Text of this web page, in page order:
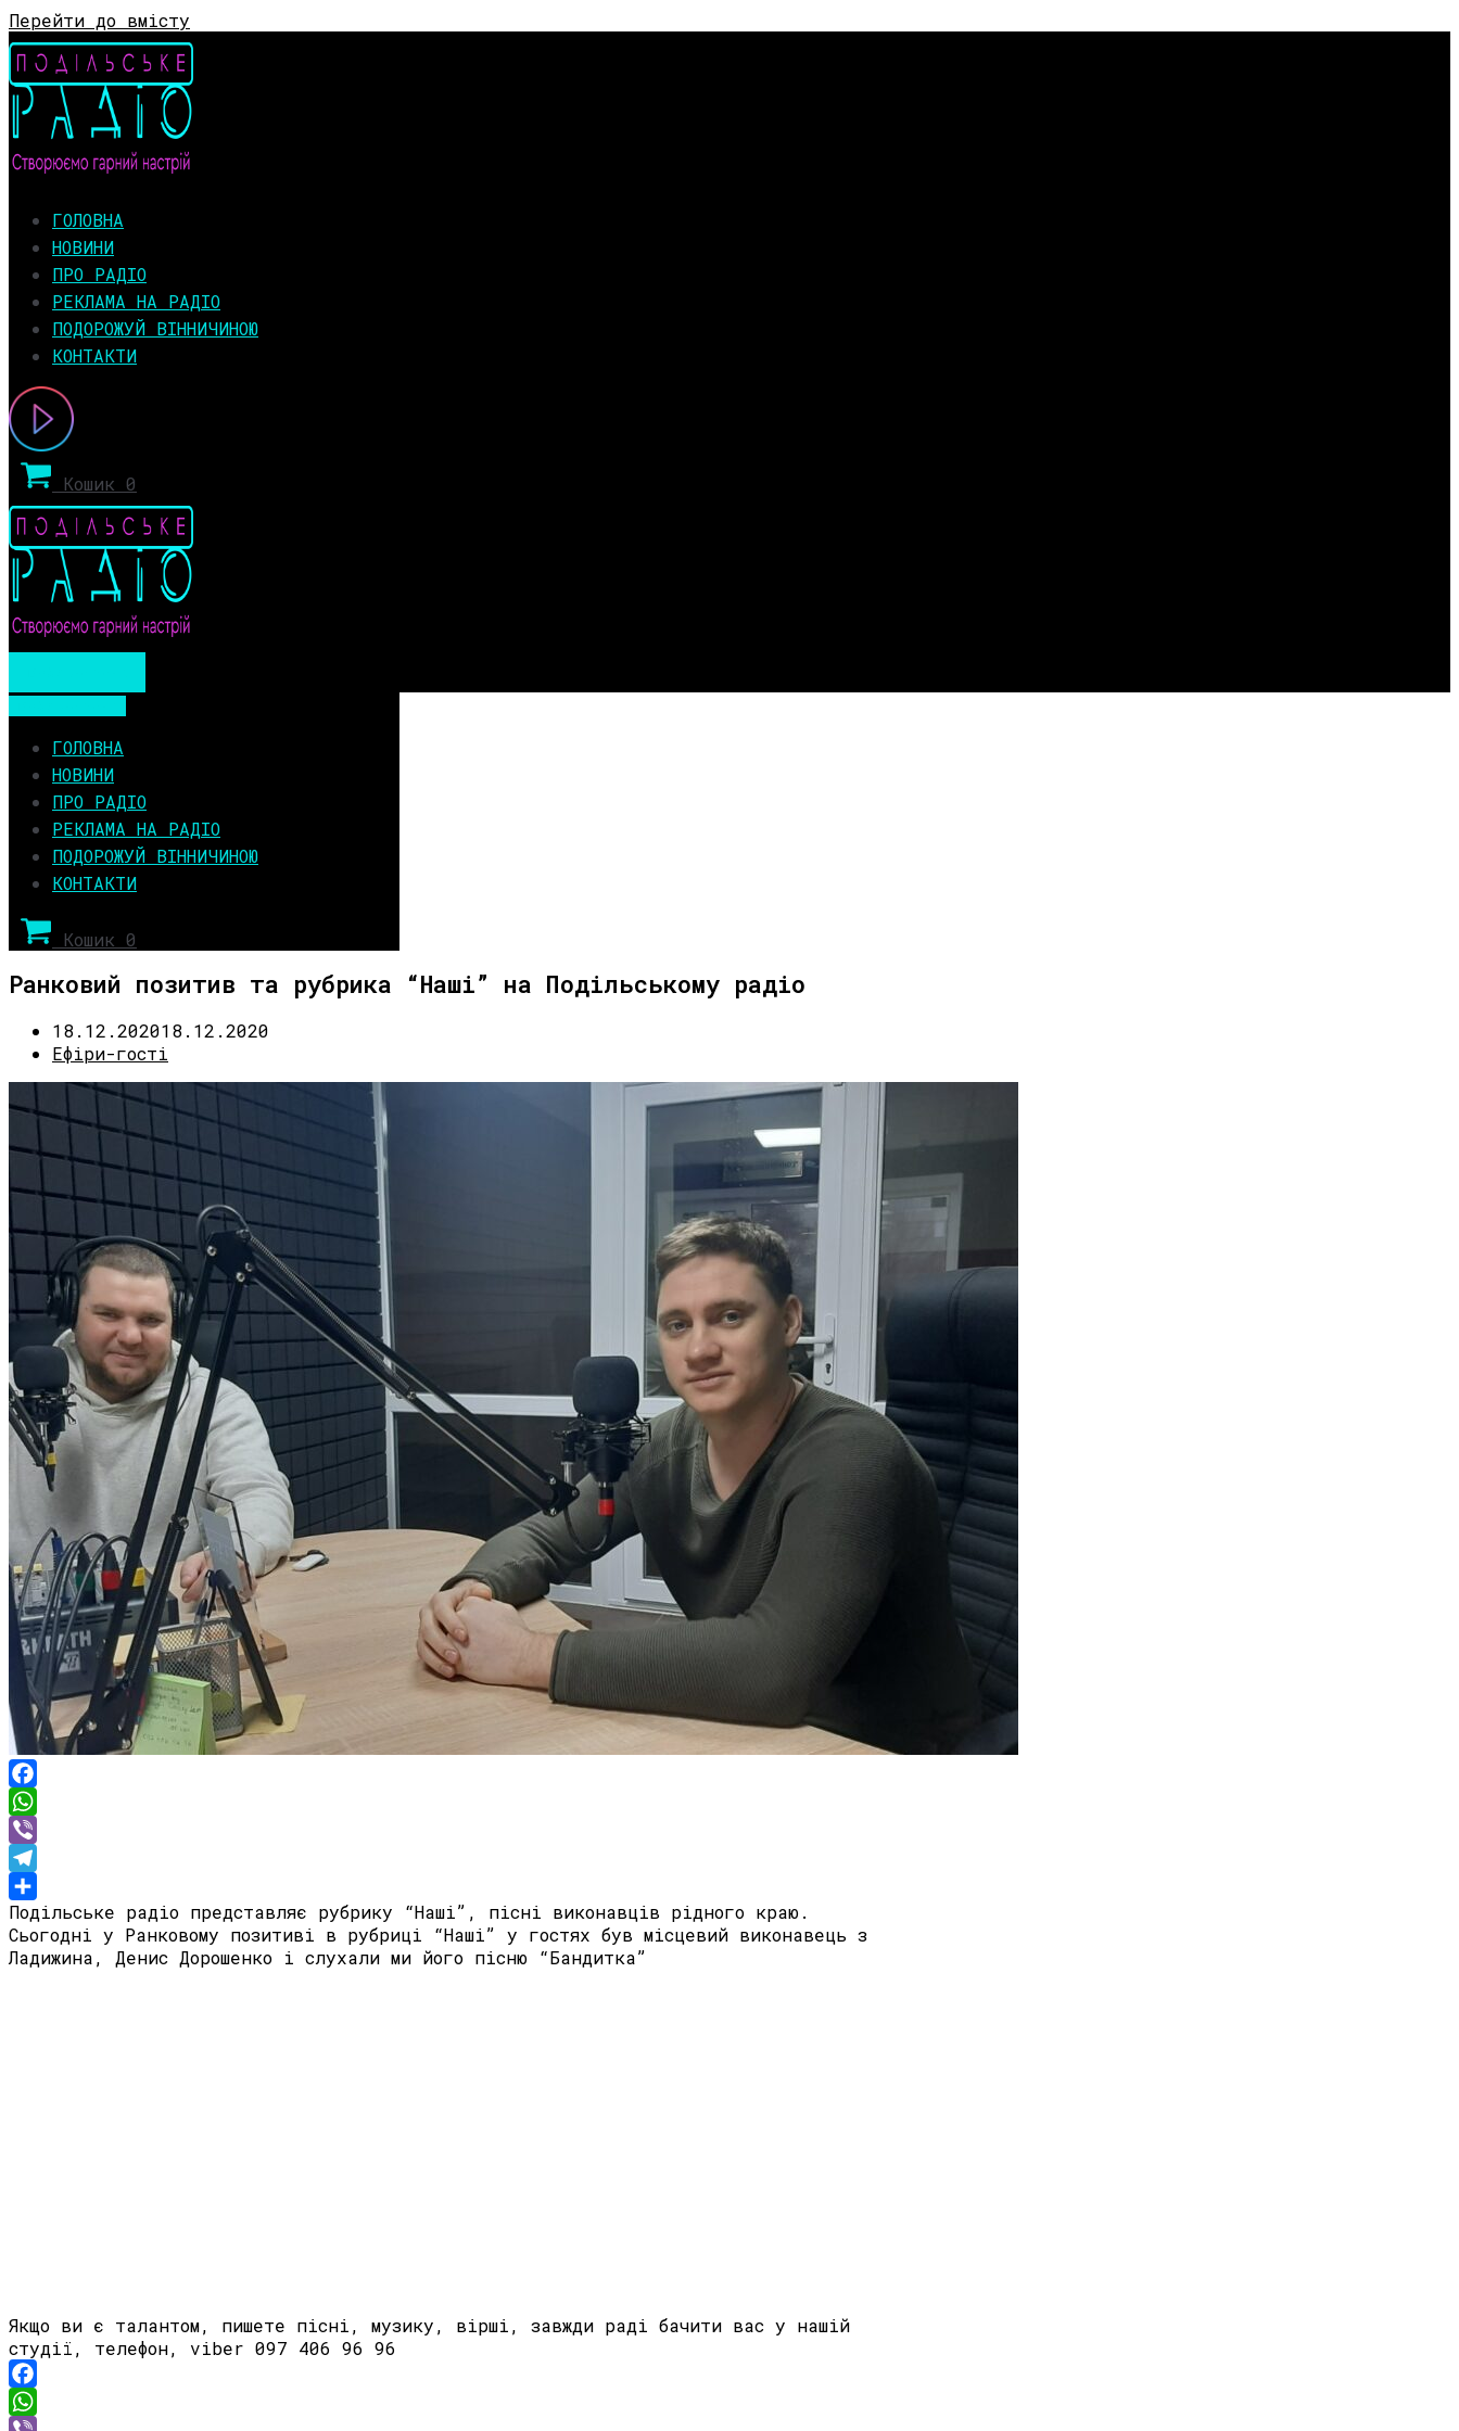
Перейти до вмісту
ГОЛОВНА
НОВИНИ
ПРО РАДІО
РЕКЛАМА НА РАДІО
ПОДОРОЖУЙ ВІННИЧИНОЮ
КОНТАКТИ
Кошик 0
ГОЛОВНА
НОВИНИ
ПРО РАДІО
РЕКЛАМА НА РАДІО
ПОДОРОЖУЙ ВІННИЧИНОЮ
КОНТАКТИ
Кошик 0
Ранковий позитив та рубрика “Наші” на Подільському радіо
18.12.202018.12.2020
Ефіри-гості
Facebook
WhatsApp
Viber
Telegram
Share
Подільське радіо представляє рубрику “Наші”, пісні виконавців рідного краю.
Сьогодні у Ранковому позитиві в рубриці “Наші” у гостях був місцевий виконавець з
Ладижина, Денис Дорошенко і слухали ми його пісню “Бандитка”
Якщо ви є талантом, пишете пісні, музику, вірші, завжди раді бачити вас у нашій
студії, телефон, viber 097 406 96 96
Facebook